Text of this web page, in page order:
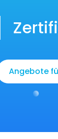
Angebote